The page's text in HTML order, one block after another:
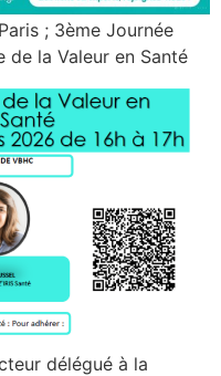
; 3ème Journée
de la Valeur en Santé
délégué à la